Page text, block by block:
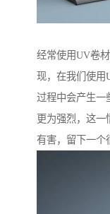
经常使用UV卷
现，在我们使用
过程中会产生一
更为强烈，这一
有害，留下一个